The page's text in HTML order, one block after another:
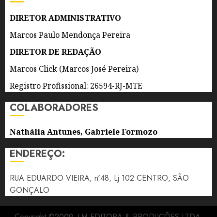
DIRETOR ADMINISTRATIVO
Marcos Paulo Mendonça Pereira
DIRETOR DE REDAÇÃO
Marcos Click (Marcos José Pereira)
Registro Profissional: 26594-RJ-MTE
COLABORADORES
Nathália Antunes, Gabriele Formozo
ENDEREÇO:
RUA EDUARDO VIEIRA, nº48, Lj 102 CENTRO, SÃO
GONÇALO